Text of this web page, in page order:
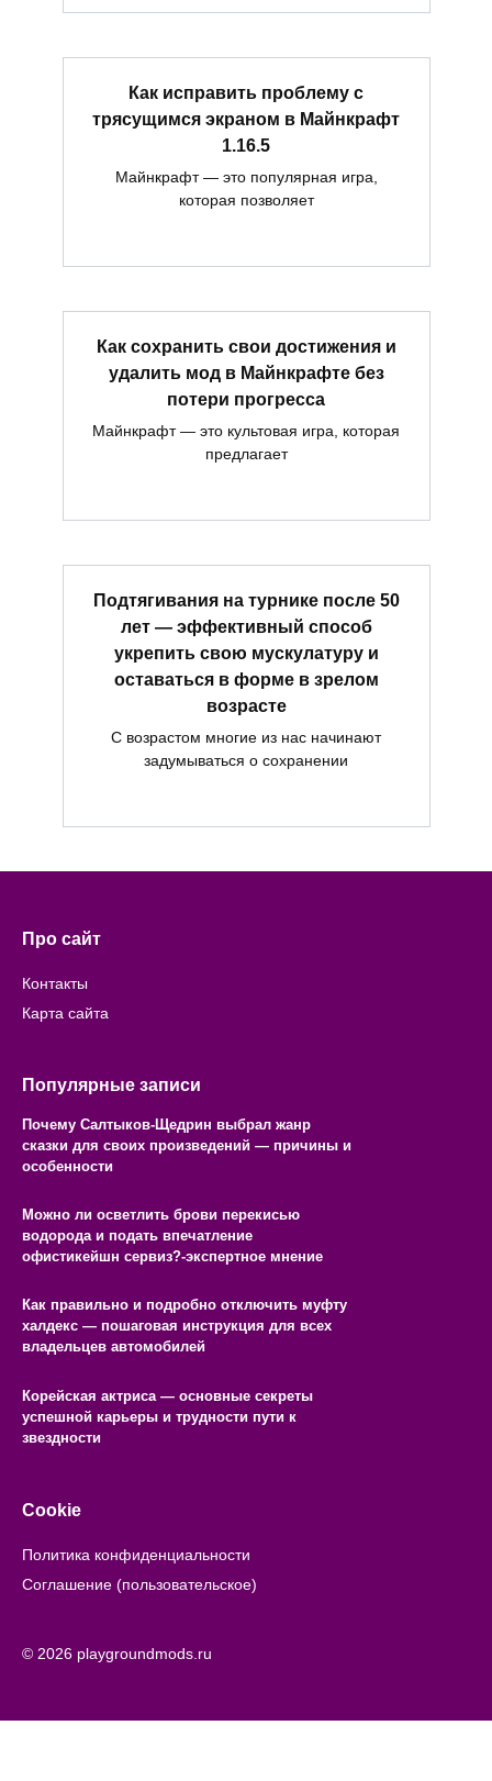
Как исправить проблему с
трясущимся экраном в Майнкрафт
1.16.5
Майнкрафт — это популярная игра,
которая позволяет
Как сохранить свои достижения и
удалить мод в Майнкрафте без
потери прогресса
Майнкрафт — это культовая игра, которая
предлагает
Подтягивания на турнике после 50
лет — эффективный способ
укрепить свою мускулатуру и
оставаться в форме в зрелом
возрасте
С возрастом многие из нас начинают
задумываться о сохранении
Про сайт
Контакты
Карта сайта
Популярные записи
Почему Салтыков-Щедрин выбрал жанр
сказки для своих произведений — причины и
особенности
Можно ли осветлить брови перекисью
водорода и подать впечатление
офистикейшн сервиз?-экспертное мнение
Как правильно и подробно отключить муфту
халдекс — пошаговая инструкция для всех
владельцев автомобилей
Корейская актриса — основные секреты
успешной карьеры и трудности пути к
звездности
Cookie
Политика конфиденциальности
Соглашение (пользовательское)
© 2026 playgroundmods.ru